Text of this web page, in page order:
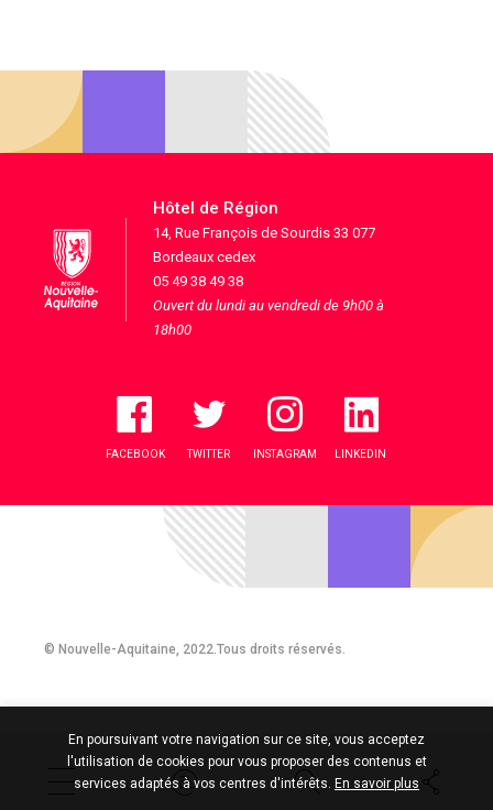
Hôtel de Région
14, Rue François de Sourdis 33 077
Bordeaux cedex
05 49 38 49 38
Ouvert du lundi au vendredi de 9h00 à
18h00
FACEBOOK TWITTER INSTAGRAM LINKEDIN
© Nouvelle-Aquitaine, 2022.Tous droits réservés.
En poursuivant votre navigation sur ce site, vous acceptez
l'utilisation de cookies pour vous proposer des contenus et
services adaptés à vos centres d'intérêts. En savoir plus